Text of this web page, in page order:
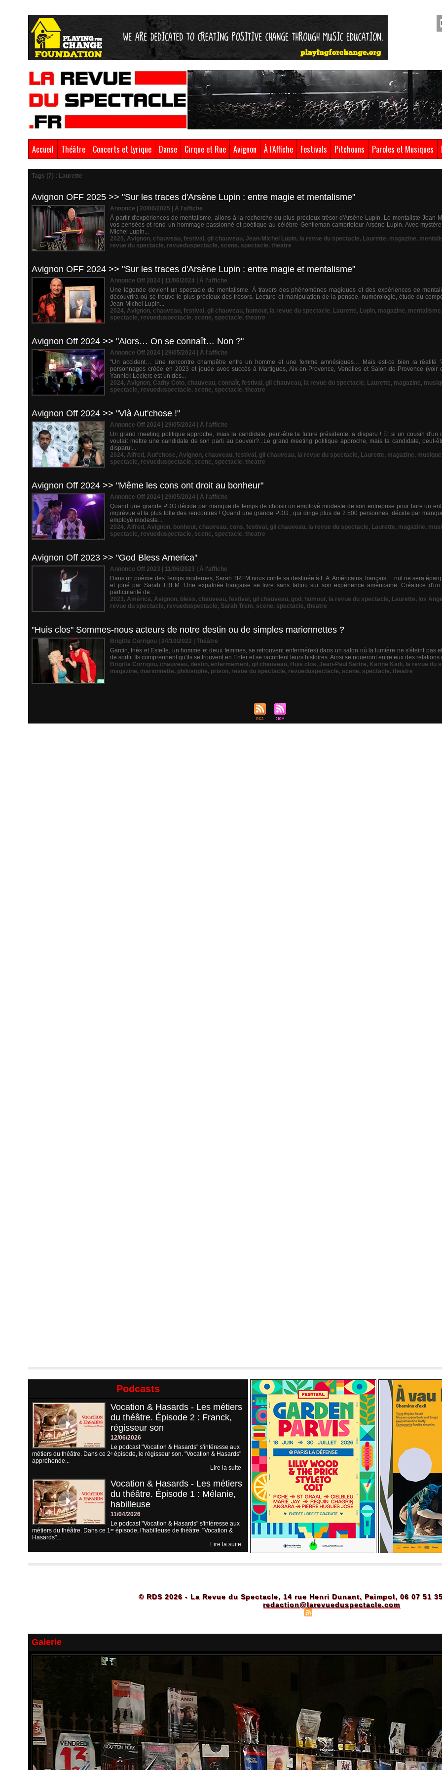
Accueil Théâtre Concerts et Lyrique Danse Cirque et Rue Avignon À l'Affiche Festivals Pitchouns Paroles et Musiques
Tags (7) : Laurette
Avignon OFF 2025 >> "Sur les traces d'Arsène Lupin : entre magie et mentalisme"
Annonce | 20/06/2025
À l'affiche
À partir d'expériences de mentalisme, allons à la recherche du plus précieux trésor d'Arsène Lupin. Le mentaliste Jean-
vos pensées et rend un hommage passionné et poétique au célèbre Gentleman cambrioleur Arsène Lupin. Avec
Michel Lupin...
2025, Avignon, chauveau, festival , gil chauveau, Jean-Michel Lupin, la revue du spectacle, Laurette, magazine,
revue du spectacle, revueduspectacle, scene, spectacle, theatre
Avignon OFF 2024 >> "Sur les traces d'Arsène Lupin : entre magie et mentalisme"
Annonce Off 2024 | 11/06/2024
À l'affiche
Une légende devient un spectacle de mentalisme. À travers des phénomènes magiques et des expériences de
découvrira où se trouve le plus précieux des trésors. Lecture et manipulation de la pensée, numérologie, étude du
Jean-Michel Lupin...
2024, Avignon, chauveau, festival , gil chauveau, humour, la revue du spectacle, Laurette, Lupin, magazine, mentalisme,
spectacle, revueduspectacle, scene, spectacle, theatre
Avignon Off 2024 >> "Alors… On se connaît… Non ?"
Annonce Off 2024 | 29/05/2024
À l'affiche
"Un accident… Une rencontre champêtre entre un homme et une femme amnésiques… Mais est-ce bien la réalité
personnages créée en 2023 et jouée avec succès à Martigues, Aix-en-Provence, Venelles et Salon-de-Provence (voir
Yannick Leclerc est un des...
2024, Avignon, Cathy Coto, chauveau, connaît, festival , gil chauveau, la revue du spectacle, Laurette, magazine,
spectacle, revueduspectacle, scene, spectacle, theatre
Avignon Off 2024 >> "Vlà Aut'chose !"
Annonce Off 2024 | 29/05/2024
À l'affiche
Un grand meeting politique approche, mais la candidate, peut-être la future présidente, a disparu ! Et si un cousin d'un
voulait mettre une candidate de son parti au pouvoir?...Le grand meeting politique approche, mais la candidate, peut-
disparu!...
2024, Alfred , Aut'chose, Avignon, chauveau, festival , gil chauveau, la revue du spectacle, Laurette, magazine, musique
spectacle, revueduspectacle, scene, spectacle, theatre
Avignon Off 2024 >> "Même les cons ont droit au bonheur"
Annonce Off 2024 | 29/05/2024
À l'affiche
Quand une grande PDG décide par manque de temps de choisir un employé modeste de son entreprise pour faire un
imprévue et la plus folle des rencontres ! Quand une grande PDG , qui dirige plus de 2 500 personnes, décide par
employé modeste...
2024, Alfred , Avignon, bonheur, chauveau, cons, festival , gil chauveau, la revue du spectacle, Laurette, magazine,
spectacle, revueduspectacle, scene, spectacle, theatre
Avignon Off 2023 >> "God Bless America"
Annonce Off 2023 | 11/06/2023
À l'affiche
Dans un poème des Temps modernes, Sarah TREM nous conte sa destinée à L.A. Américains, français… nul ne sera
et joué par Sarah TREM. Une expatriée française se livre sans tabou sur son expérience américaine. Créatrice
particularité de...
2023, América, Avignon, bless, chauveau, festival , gil chauveau, god , humour, la revue du spectacle, Laurette, los
revue du spectacle, revueduspectacle, Sarah Trem, scene, spectacle, theatre
"Huis clos" Sommes-nous acteurs de notre destin ou de simples marionnettes ?
Brigitte Corrigou | 24/10/2022
Théâtre
Garcin, Inès et Estelle, un homme et deux femmes, se retrouvent enfermé(es) dans un salon où la lumière ne s'éteint pas
de sortir. Ils comprennent qu'ils se trouvent en Enfer et se racontent leurs histoires. Ainsi se noueront entre eux des relations
Brigitte Corrigou, chauveau, destin, enfermement, gil chauveau, Huis clos, Jean-Paul Sartre, Karine Kadi, la revue du
magazine, marionnette, philosophe, prison, revue du spectacle, revueduspectacle, scene, spectacle, theatre
Podcasts
Vocation & Hasards - Les métiers
du théâtre. Épisode 2 : Franck,
régisseur son
12/06/2026
Le podcast "Vocation & Hasards" s'intéresse aux
métiers du théâtre. Dans ce 2ᵉ épisode, le régisseur son. "Vocation & Hasards"
appréhende...
Lire la suite
Vocation & Hasards - Les métiers
du théâtre. Épisode 1 : Mélanie,
habilleuse
11/04/2026
Le podcast "Vocation & Hasards" s'intéresse aux
métiers du théâtre. Dans ce 1ᵉʳ épisode, l'habilleuse de théâtre. "Vocation &
Hasards"...
Lire la suite
© RDS 2026 - La Revue du Spectacle, 14 rue Henri Dunant, Paimpol, 06 07 51
redaction@larevueduspectacle.com
Galerie